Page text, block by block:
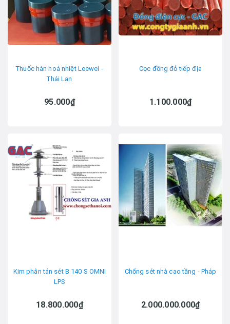
Thuốc hàn hoá nhiệt Leewel -
Thái Lan
95.000₫
Cọc đồng đỏ tiếp địa
1.100.000₫
Kim phân tán sét B 140 S OMNI
LPS
18.800.000₫
Chống sét nhà cao tầng - Pháp
2.000.000.000₫